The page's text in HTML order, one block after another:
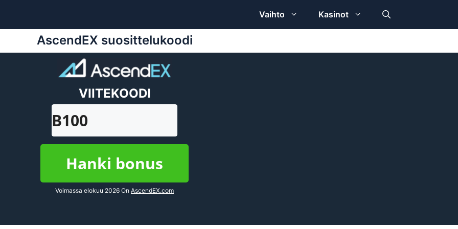
Vaihto Kasinot
AscendEX suosittelukoodi
VIITEKOODI
B100
Hanki bonus
Voimassa elokuu 2026 On AscendEX.com